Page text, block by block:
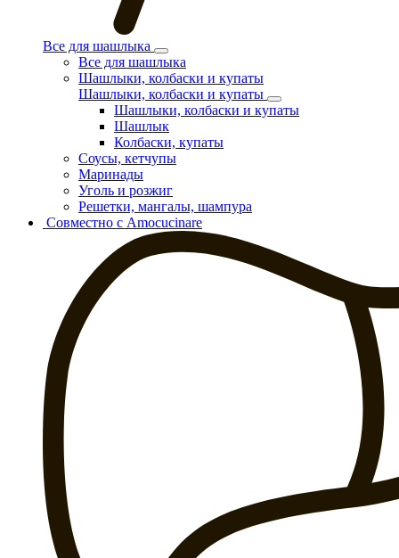
Все для шашлыка
Все для шашлыка
Шашлыки, колбаски и купаты
Шашлыки, колбаски и купаты
Шашлыки, колбаски и купаты
Шашлык
Колбаски, купаты
Соусы, кетчупы
Маринады
Уголь и розжиг
Решетки, мангалы, шампура
Совместно с Amocucinare